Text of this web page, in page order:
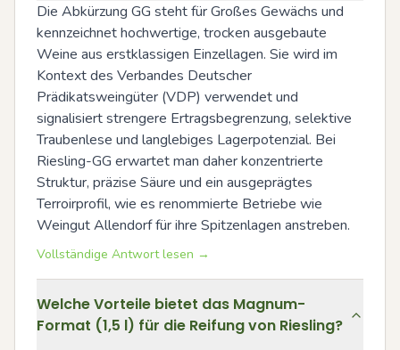
Die Abkürzung GG steht für Großes Gewächs und
kennzeichnet hochwertige, trocken ausgebaute
Weine aus erstklassigen Einzellagen. Sie wird im
Kontext des Verbandes Deutscher
Prädikatsweingüter (VDP) verwendet und
signalisiert strengere Ertragsbegrenzung, selektive
Traubenlese und langlebiges Lagerpotenzial. Bei
Riesling-GG erwartet man daher konzentrierte
Struktur, präzise Säure und ein ausgeprägtes
Terroirprofil, wie es renommierte Betriebe wie
Weingut Allendorf für ihre Spitzenlagen anstreben.
Vollständige Antwort lesen →
Welche Vorteile bietet das Magnum-
Format (1,5 l) für die Reifung von Riesling?